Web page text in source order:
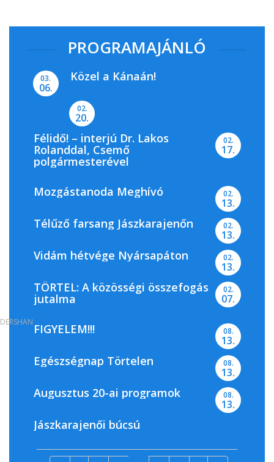
PROGRAMAJÁNLÓ
03.
06.
Közel a Kánaán!
02.
20.
Félidő! – interjú Dr. Lakos
Rolanddal, Csemő
polgármesterével
02.
17.
Mozgástanoda Meghívó 02.
13.
Télűző farsang Jászkarajenőn 02.
13.
Vidám hétvége Nyársapáton 02.
13.
TÖRTEL: A közösségi összefogás
jutalma
02.
07.
FIGYELEM!!! 08.
13.
Egészségnap Törtelen 08.
13.
Augusztus 20-ai programok 08.
13.
Jászkarajenői búcsú
DERSHAN